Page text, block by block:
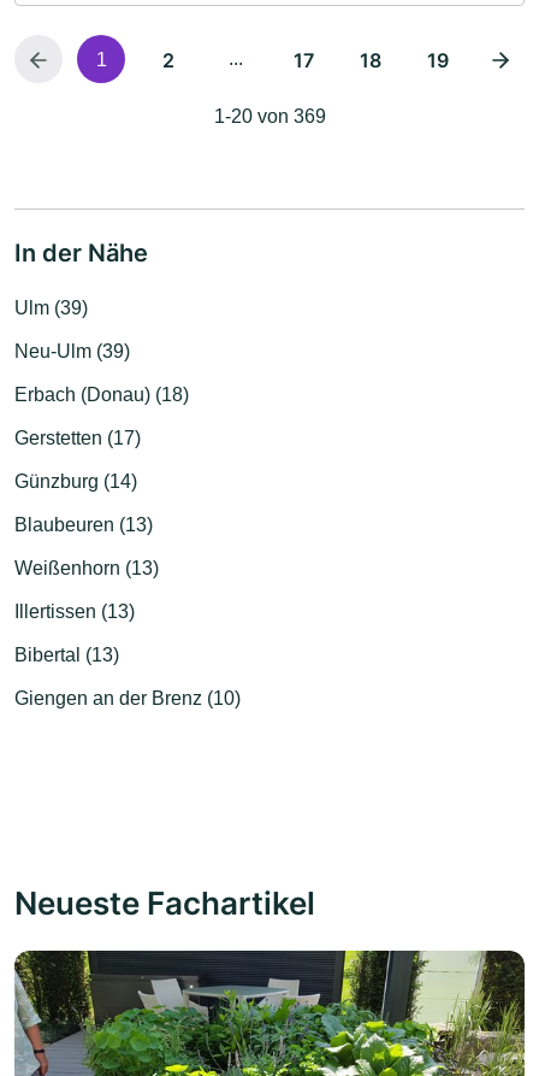
1 2 ... 17 18 19
1-20 von 369
In der Nähe
Ulm (39)
Neu-Ulm (39)
Erbach (Donau) (18)
Gerstetten (17)
Günzburg (14)
Blaubeuren (13)
Weißenhorn (13)
Illertissen (13)
Bibertal (13)
Giengen an der Brenz (10)
Neueste Fachartikel